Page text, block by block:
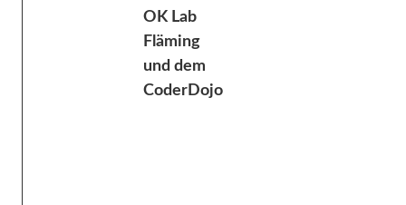
OK Lab
Fläming
und dem
CoderDojo